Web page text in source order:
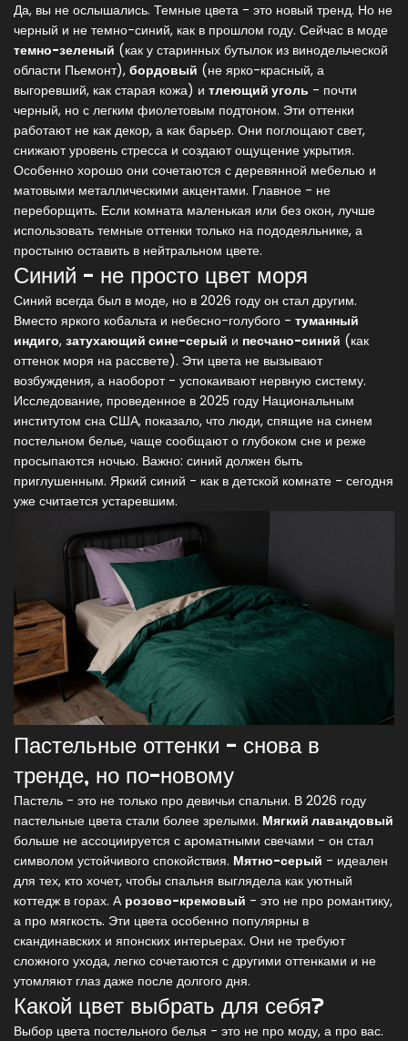
Да, вы не ослышались. Темные цвета - это новый тренд. Но не
черный и не темно-синий, как в прошлом году. Сейчас в моде
темно-зеленый (как у старинных бутылок из винодельческой
области Пьемонт), бордовый (не ярко-красный, а
выгоревший, как старая кожа) и тлеющий уголь - почти
черный, но с легким фиолетовым подтоном. Эти оттенки
работают не как декор, а как барьер. Они поглощают свет,
снижают уровень стресса и создают ощущение укрытия.
Особенно хорошо они сочетаются с деревянной мебелью и
матовыми металлическими акцентами. Главное - не
переборщить. Если комната маленькая или без окон, лучше
использовать темные оттенки только на пододеяльнике, а
простыню оставить в нейтральном цвете.
Синий - не просто цвет моря
Синий всегда был в моде, но в 2026 году он стал другим.
Вместо яркого кобальта и небесно-голубого - туманный
индиго, затухающий сине-серый и песчано-синий (как
оттенок моря на рассвете). Эти цвета не вызывают
возбуждения, а наоборот - успокаивают нервную систему.
Исследование, проведенное в 2025 году Национальным
институтом сна США, показало, что люди, спящие на синем
постельном белье, чаще сообщают о глубоком сне и реже
просыпаются ночью. Важно: синий должен быть
приглушенным. Яркий синий - как в детской комнате - сегодня
уже считается устаревшим.
Пастельные оттенки - снова в
тренде, но по-новому
Пастель - это не только про девичьи спальни. В 2026 году
пастельные цвета стали более зрелыми. Мягкий лавандовый
больше не ассоциируется с ароматными свечами - он стал
символом устойчивого спокойствия. Мятно-серый - идеален
для тех, кто хочет, чтобы спальня выглядела как уютный
коттедж в горах. А розово-кремовый - это не про романтику,
а про мягкость. Эти цвета особенно популярны в
скандинавских и японских интерьерах. Они не требуют
сложного ухода, легко сочетаются с другими оттенками и не
утомляют глаз даже после долгого дня.
Какой цвет выбрать для себя?
Выбор цвета постельного белья - это не про моду, а про вас.